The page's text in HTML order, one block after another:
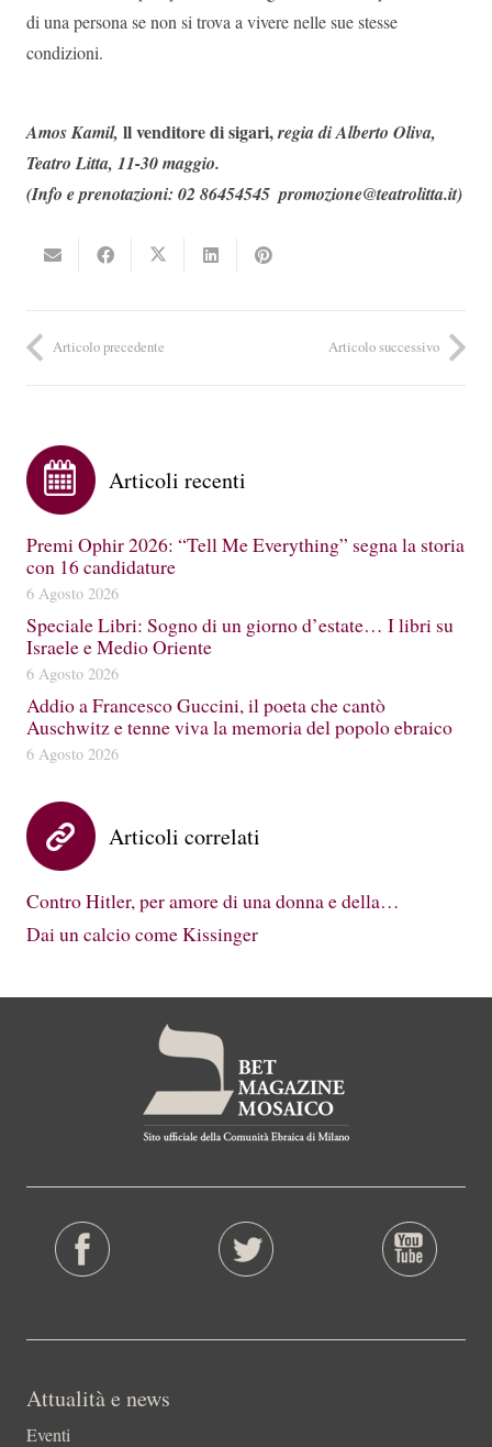
di una persona se non si trova a vivere nelle sue stesse
condizioni.
Amos Kamil, ll venditore di sigari,regia di Alberto Oliva,
Teatro Litta, 11-30 maggio.
(Info e prenotazioni: 02 86454545  promozione@teatrolitta.it)
Articolo precedente Articolo successivo
Articoli recenti
Premi Ophir 2026: “Tell Me Everything” segna la storia
con 16 candidature
6 Agosto 2026
Speciale Libri: Sogno di un giorno d’estate… I libri su
Israele e Medio Oriente
6 Agosto 2026
Addio a Francesco Guccini, il poeta che cantò
Auschwitz e tenne viva la memoria del popolo ebraico
6 Agosto 2026
Articoli correlati
Contro Hitler, per amore di una donna e della…
Dai un calcio come Kissinger
Attualità e news
Eventi